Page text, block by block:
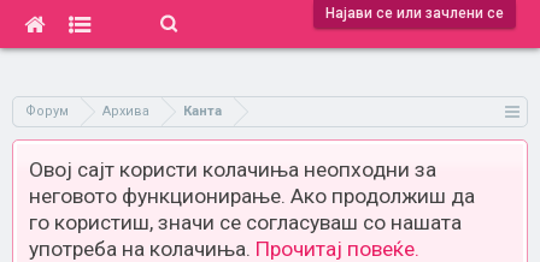
Најави се или зачлени се
Форум Архива Канта
Овој сајт користи колачиња неопходни за
неговото функционирање. Ако продолжиш да
го користиш, значи се согласуваш со нашата
употреба на колачиња. Прочитај повеќе.